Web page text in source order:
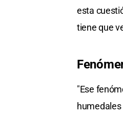
esta
tiene que
"Ese
humedales